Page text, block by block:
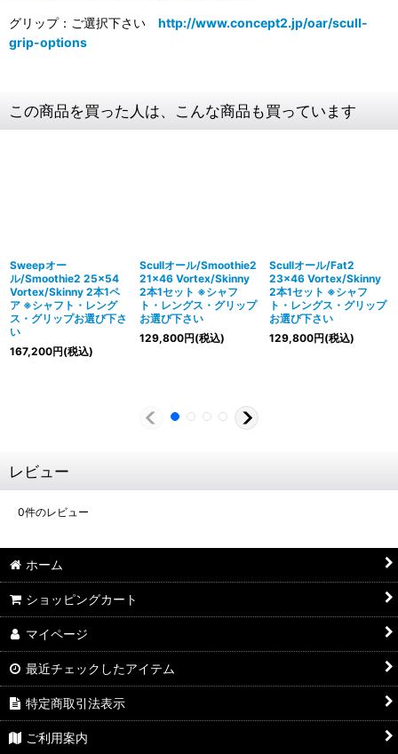
グリップ：ご選択下さい http://www.concept2.jp/oar/scull-
grip-options
この商品を買った人は、こんな商品も買っています
Sweepオー
ル/Smoothie2 25×54
Vortex/Skinny 2本1ペ
ア ※シャフト・レング
ス・グリップお選び下さ
い
167,200円(税込)
Scullオール/Smoothie2
21×46 Vortex/Skinny
2本1セット ※シャフ
ト・レングス・グリップ
お選び下さい
129,800円(税込)
Scullオール/Fat2
23×46 Vortex/Skinny
2本1セット ※シャフ
ト・レングス・グリップ
お選び下さい
129,800円(税込)
レビュー
0件のレビュー
ホーム
ショッピングカート
マイページ
最近チェックしたアイテム
特定商取引法表示
ご利用案内